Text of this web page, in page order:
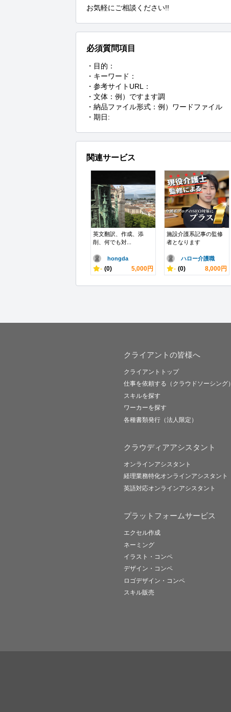
お気軽にご相談ください!!
必須質問項目
・目的：
・キーワード：
・参考サイトURL：
・文体：例）ですます調
・納品ファイル形式：例）ワードファイル
・期日:
関連サービス
英文翻訳、作成、添
削、何でも対...
hongda
- (0) 5,000円
施設介護系記事の監修
者となります
ハロー介護職
- (0) 8,000円
クライアントの皆様へ
クライアントトップ
仕事を依頼する（クラウドソーシング）
スキルを探す
ワーカーを探す
各種書類発行（法人限定）
クラウディアアシスタント
オンラインアシスタント
経理業務特化オンラインアシスタント
英語対応オンラインアシスタント
プラットフォームサービス
エクセル作成
ネーミング
イラスト・コンペ
デザイン・コンペ
ロゴデザイン・コンペ
スキル販売